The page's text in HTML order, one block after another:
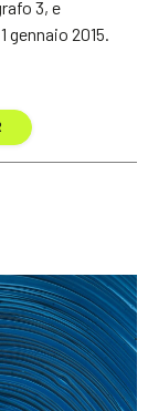
3, e
gennaio 2015.